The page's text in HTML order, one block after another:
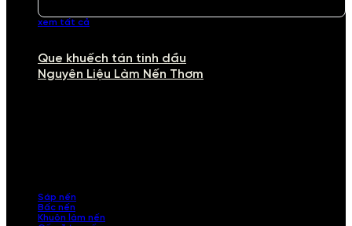
xem tất cả
Que khuếch tán tinh dầu
Nguyên Liệu Làm Nến Thơm
Sáp nến
Bấc nến
Khuôn làm nến